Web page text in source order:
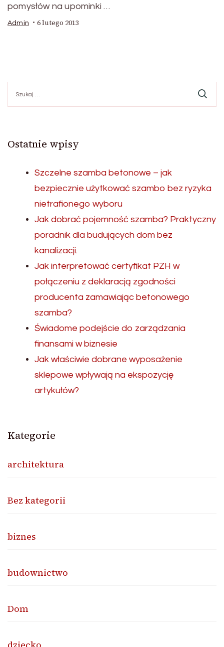
pomysłów na upominki …
Admin 6 lutego 2013
Ostatnie wpisy
Szczelne szamba betonowe – jak
bezpiecznie użytkować szambo bez ryzyka
nietrafionego wyboru
Jak dobrać pojemność szamba? Praktyczny
poradnik dla budujących dom bez
kanalizacji.
Jak interpretować certyfikat PZH w
połączeniu z deklaracją zgodności
producenta zamawiając betonowego
szamba?
Świadome podejście do zarządzania
finansami w biznesie
Jak właściwie dobrane wyposażenie
sklepowe wpływają na ekspozycję
artykułów?
Kategorie
architektura
Bez kategorii
biznes
budownictwo
Dom